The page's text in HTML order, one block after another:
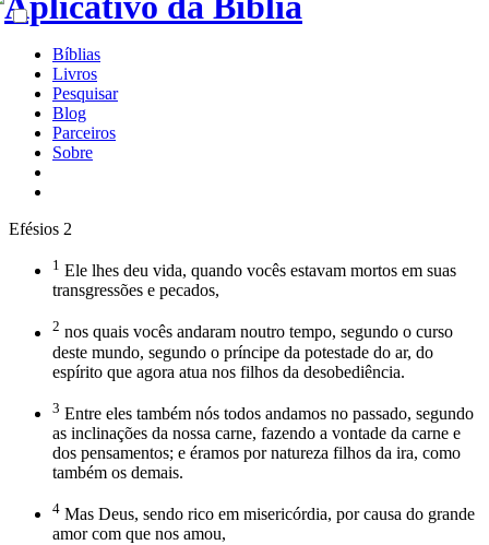
Bíblias
Livros
Pesquisar
Blog
Parceiros
Sobre
Efésios 2
1 Ele lhes deu vida, quando vocês estavam mortos em suas
transgressões e pecados,
2 nos quais vocês andaram noutro tempo, segundo o curso
deste mundo, segundo o príncipe da potestade do ar, do
espírito que agora atua nos filhos da desobediência.
3 Entre eles também nós todos andamos no passado, segundo
as inclinações da nossa carne, fazendo a vontade da carne e
dos pensamentos; e éramos por natureza filhos da ira, como
também os demais.
4 Mas Deus, sendo rico em misericórdia, por causa do grande
amor com que nos amou,